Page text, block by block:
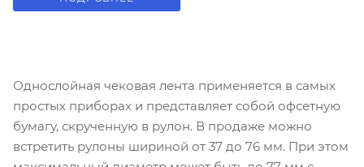
Однослойная чековая лента применяется в самых
простых приборах и представляет собой офсетную
бумагу, скрученную в рулон. В продаже можно
встретить рулоны шириной от 37 до 76 мм. При этом